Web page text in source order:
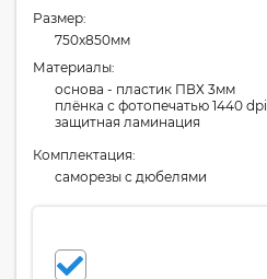
Размер:
750x850мм
Материалы:
основа - пластик ПВХ 3мм
плёнка с фотопечатью 1440 dpi
защитная ламинация
Комплектация:
cаморезы с дюбелями